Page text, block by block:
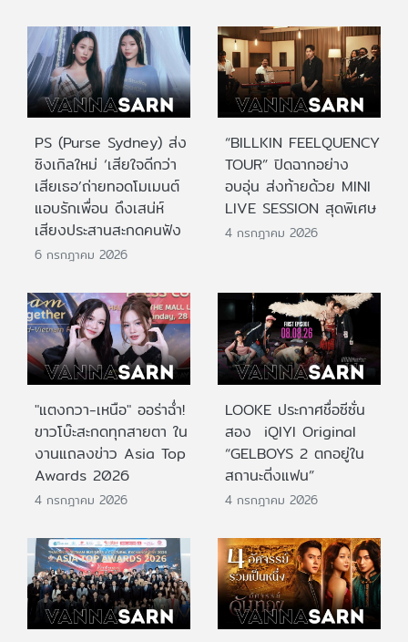
PS (Purse Sydney) ส่ง
ซิงเกิลใหม่ ‘เสียใจดีกว่า
เสียเธอ’ถ่ายทอดโมเมนต์
แอบรักเพื่อน ดึงเสน่ห์
เสียงประสานสะกดคนฟัง
6 กรกฎาคม 2026
“BILLKIN FEELQUENCY
TOUR” ปิดฉากอย่าง
อบอุ่น ส่งท้ายด้วย MINI
LIVE SESSION สุดพิเศษ
4 กรกฎาคม 2026
"แตงกวา-เหนือ" ออร่าฉ่ำ!
ขาวโบ๊ะสะกดทุกสายตา ใน
งานแถลงข่าว Asia Top
Awards 2026
4 กรกฎาคม 2026
LOOKE ประกาศชื่อซีซั่น
สอง iQIYI Original
“GELBOYS 2 ตกอยู่ใน
สถานะติ่งแฟน”
4 กรกฎาคม 2026